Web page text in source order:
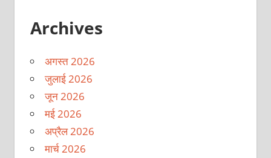
Archives
अगस्त 2026
जुलाई 2026
जून 2026
मई 2026
अप्रैल 2026
मार्च 2026